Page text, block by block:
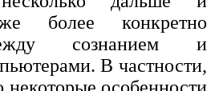
более конкретно
сознанием и
В частности,